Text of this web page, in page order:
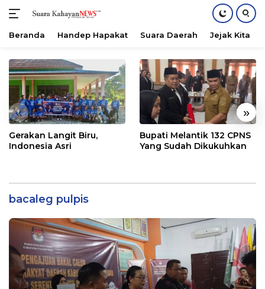
konten
Beranda Handep Hapakat Suara Daerah Jejak Kita
« »
Gerakan Langit Biru,
Indonesia Asri
Bupati Melantik 132 CPNS
Yang Sudah Dikukuhkan
bacaleg pulpis